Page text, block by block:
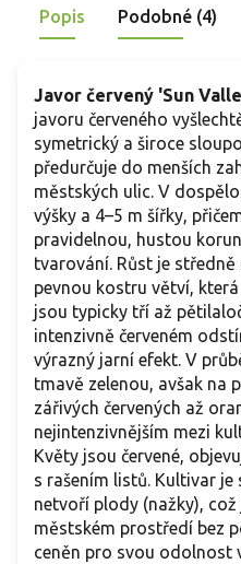
Popis Podobné (4)
Javor červený 'Sun
javoru červeného
symetrický a široce
předurčuje do menších
městských ulic. V
výšky a 4–5 m šířky,
pravidelnou, hustou
tvarování. Růst je
pevnou kostru větví,
jsou typicky tří až
intenzivně červeném
výrazný jarní efekt. V
tmavě zelenou, avšak na
zářivých červených až
nejintenzivnějším mezi
Květy jsou červené,
s rašením listů. Kultivar je
netvoří plody (nažky),
městském prostředí bez
ceněn pro svou odolnost